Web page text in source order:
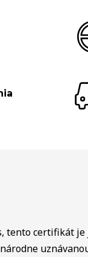
tento certifikát